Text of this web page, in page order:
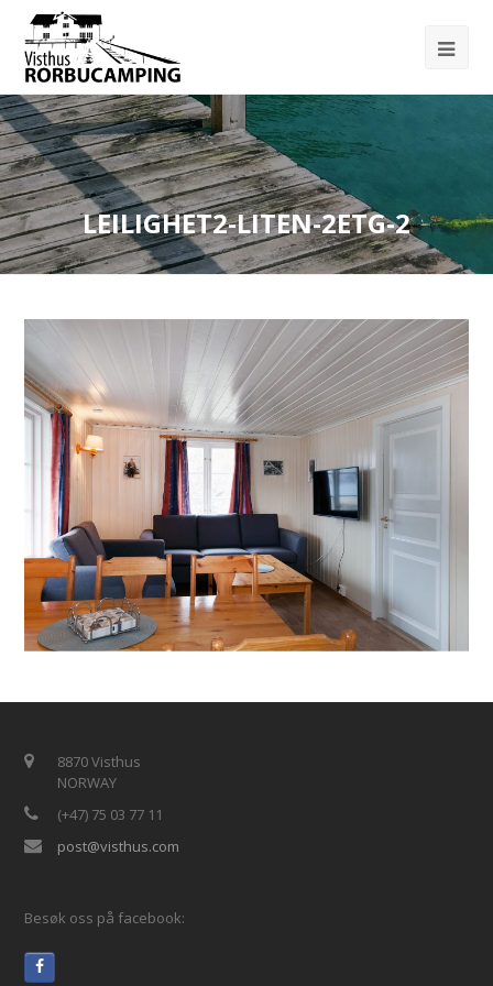
LEILIGHET2-LITEN-2ETG-2
8870 Visthus
NORWAY
(+47) 75 03 77 11
post@visthus.com
Besøk oss på facebook: